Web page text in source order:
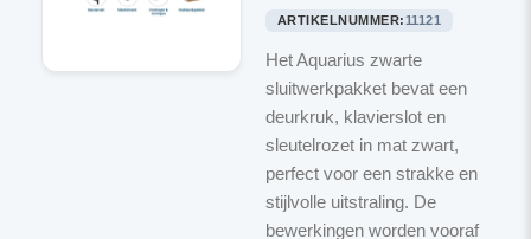
ARTIKELNUMMER:11121
Het Aquarius zwarte
sluitwerkpakket bevat een
deurkruk, klavierslot en
sleutelrozet in mat zwart,
perfect voor een strakke en
stijlvolle uitstraling. De
bewerkingen worden vooraf